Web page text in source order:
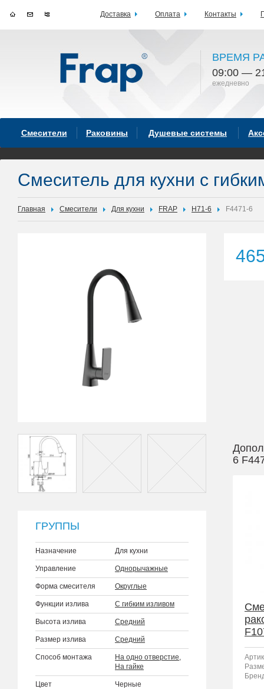
ВРЕМЯ
09:00 —
ежедневно
Смесители Раковины Душевые системы
Смеситель для кухни с
Главная Смесители Для кухни FRAP H71-6 F4471-6
ГРУППЫ
Назначение Для кухни
Управление Однорычажные
Форма смесителя Округлые
Функции излива С гибким изливом
Высота излива Средний
Размер излива Средний
Способ монтажа На одно отверстие,
На гайке
Цвет Черные
6
Доставка Оплата Контакты